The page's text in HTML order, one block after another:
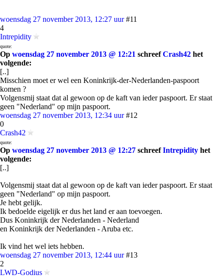
woensdag 27 november 2013, 12:27 uur #11
4
Intrepidity
quote:
Op woensdag 27 november 2013 @ 12:21 schreefCrash42 het
volgende:
[..]
Misschien moet er wel een Koninkrijk-der-Nederlanden-paspoort
komen ?
Volgensmij staat dat al gewoon op de kaft van ieder paspoort. Er staat
geen "Nederland" op mijn paspoort.
woensdag 27 november 2013, 12:34 uur #12
0
Crash42
quote:
Op woensdag 27 november 2013 @ 12:27 schreefIntrepidity het
volgende:
[..]
Volgensmij staat dat al gewoon op de kaft van ieder paspoort. Er staat
geen "Nederland" op mijn paspoort.
Je hebt gelijk.
Ik bedoelde eigelijk er dus het land er aan toevoegen.
Dus Koninkrijk der Nederlanden - Nederland
en Koninkrijk der Nederlanden - Aruba etc.
Ik vind het wel iets hebben.
woensdag 27 november 2013, 12:44 uur #13
2
LWD-Godius